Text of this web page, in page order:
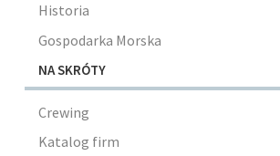
Historia
Gospodarka Morska
NA SKRÓTY
Crewing
Katalog firm